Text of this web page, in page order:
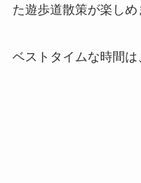
た遊歩道散策が楽しめ
ベストタイムな時間は